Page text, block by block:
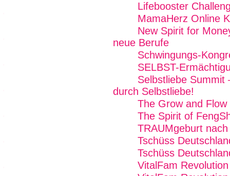
Lifebooster
MamaHerz Online
New Spirit for
neue Berufe
Schwingungs-
SELBST-
Selbstliebe Summit
durch Selbstliebe!
The Grow and
The Spirit of
TRAUMgeburt
Tschüss
Tschüss
VitalFam Revolution